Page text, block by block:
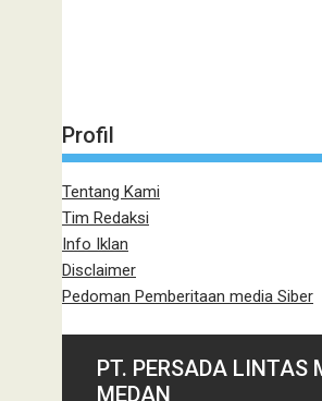
Profil
Tentang Kami
Tim Redaksi
Info Iklan
Disclaimer
Pedoman Pemberitaan media Siber
PT. PERSADA LINTAS
MEDAN